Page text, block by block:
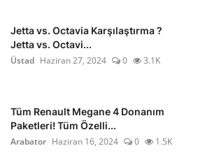
Jetta vs. Octavia Karşılaştırma ?
Jetta vs. Octavi...
Üstad Haziran 27, 2024 0 3.1K
Tüm Renault Megane 4 Donanım
Paketleri! Tüm Özelli...
Arabator Haziran 16, 2024 0 1.5K